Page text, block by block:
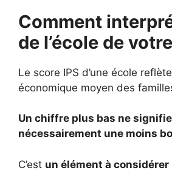
Comment
de l’école de
Le score IPS d’une école
économique moyen des
Un chiffre plus bas ne
nécessairement une moins
C’est un élément à considérer